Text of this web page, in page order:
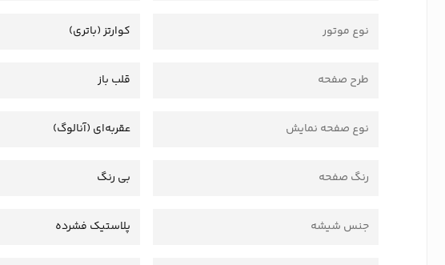
نوع موتور کوارتز (باتری)
طرح صفحه قلب باز
نوع صفحه نمایش عقربه‌ای (آنالوگ)
رنگ صفحه بی رنگ
جنس شیشه پلاستیک فشرده